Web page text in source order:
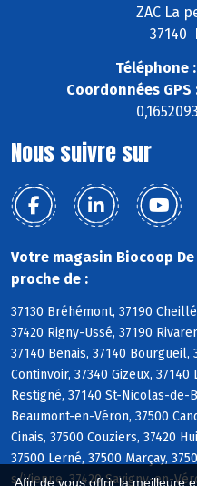
Afin de vous offrir la meilleure
ZAC La
37140
Téléphone :
Coordonnées GPS
Nous suivre sur
Votre magasin Biocoop
proche de :
37130 Bréhémont, 37190
37420 Rigny-Ussé, 37190
37140 Benais, 37140 Bourgueil,
Continvoir, 37340 Gizeux,
Restigné, 37140 St-Nicolas-de-
Beaumont-en-Véron, 37500
Cinais, 37500 Couziers, 37420
37500 Lerné, 37500 Marçay,
s/Vienne, 37420 Savigny-en-